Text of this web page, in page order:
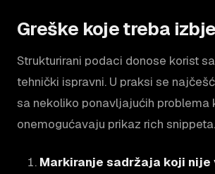
Greške koje treba
Strukturirani podaci donose korist
tehnički ispravni. U praksi se
sa nekoliko ponavljajućih problema
onemogućavaju prikaz rich snippeta.
Markiranje sadržaja koji